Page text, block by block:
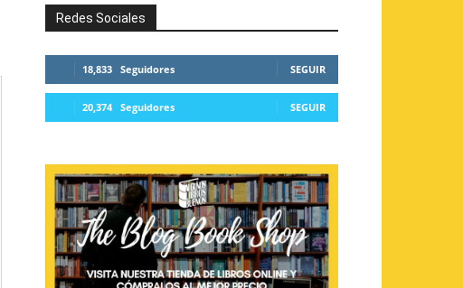
Redes Sociales
18,833 Seguidores SEGUIR
20,374 Seguidores SEGUIR